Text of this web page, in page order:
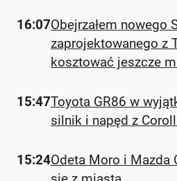
16:07Obejrzałem nowego
zaprojektowanego z
kosztować jeszcze
15:47Toyota GR86 w
silnik i napęd z
15:24Odeta Moro i Mazda